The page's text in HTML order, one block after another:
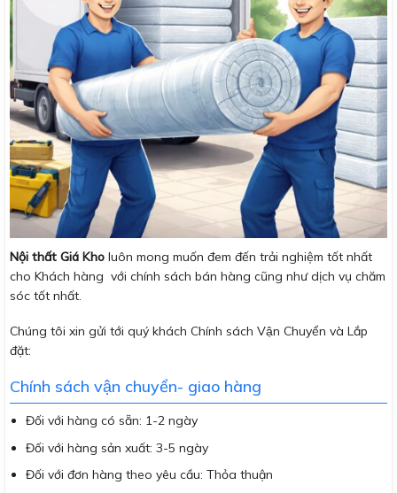
Nội thất Giá Kho luôn mong muốn đem đến trải nghiệm tốt nhất
cho Khách hàng với chính sách bán hàng cũng như dịch vụ chăm
sóc tốt nhất.
Chúng tôi xin gửi tới quý khách Chính sách Vận Chuyển và Lắp
đặt:
Chính sách vận chuyển- giao hàng
Đối với hàng có sẵn: 1-2 ngày
Đối với hàng sản xuất: 3-5 ngày
Đối với đơn hàng theo yêu cầu: Thỏa thuận